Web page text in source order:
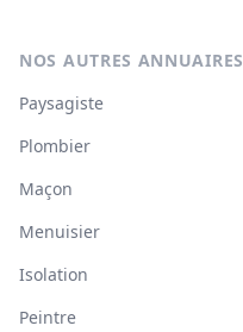
NOS AUTRES ANNUAIRES
Paysagiste
Plombier
Maçon
Menuisier
Isolation
Peintre